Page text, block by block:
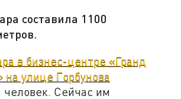
составила 1100
в бизнес-центре «Гранд
на улице Горбунова
человек. Сейчас им